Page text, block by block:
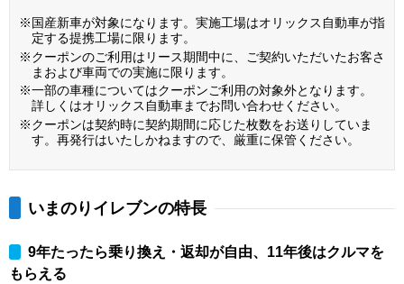
※国産新車が対象になります。実施工場はオリックス自動車が指
定する提携工場に限ります。
※クーポンのご利用はリース期間中に、ご契約いただいたお客さ
まおよび車両での実施に限ります。
※一部の車種についてはクーポンご利用の対象外となります。
詳しくはオリックス自動車までお問い合わせください。
※クーポンは契約時に契約期間に応じた枚数をお送りしていま
す。再発行はいたしかねますので、厳重に保管ください。
いまのりイレブンの特長
9年たったら乗り換え・返却が自由、11年後はクルマを
もらえる